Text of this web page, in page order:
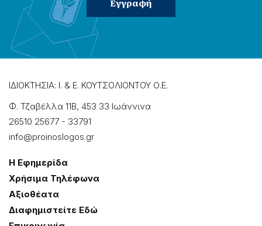
ΙΔΙΟΚΤΗΣΙΑ: Ι. & Ε. ΚΟΥΤΣΟΛΙΟΝΤΟΥ Ο.Ε.
Φ. Τζαβέλλα 11Β, 453 33 Ιωάννɩνα
26510 25677 - 33791
info@proinoslogos.gr
Η Εφημερίδα
Χρήσɩμα Τηλέφωνα
Αξɩοθέατα
Δɩαφημɩστείτε Εδώ